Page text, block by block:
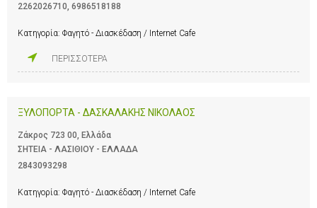
2262026710 6986518188
Κατηγορία: Φαγητό - Διασκέδαση / Internet Cafe
ΠΕΡΙΣΣΟΤΕΡΑ
ΞΥΛΟΠΟΡΤΑ - ΔΑΣΚΑΛΑΚΗΣ ΝΙΚΟΛΑΟΣ
Ζάκρος 723 00, Ελλάδα
ΣΗΤΕΙΑ - ΛΑΣΙΘΙΟΥ - ΕΛΛΑΔΑ
2843093298
Κατηγορία: Φαγητό - Διασκέδαση / Internet Cafe